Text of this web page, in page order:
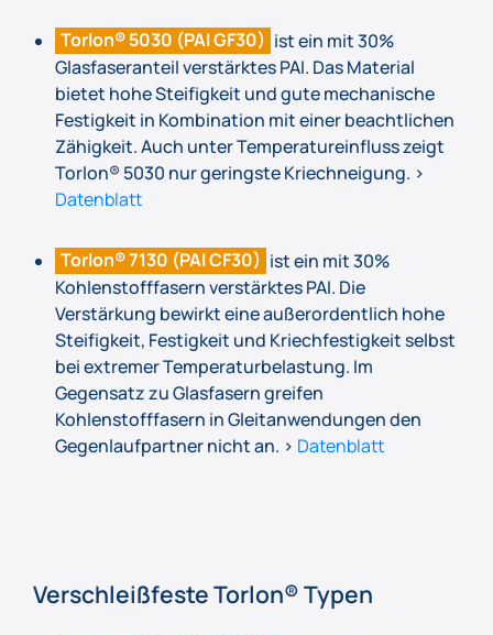
Torlon® 5030 (PAI GF30) ist ein mit 30%
Glasfaseranteil verstärktes PAI. Das Material
bietet hohe Steifigkeit und gute mechanische
Festigkeit in Kombination mit einer beachtlichen
Zähigkeit. Auch unter Temperatureinfluss zeigt
Torlon® 5030 nur geringste Kriechneigung. >
Datenblatt
Torlon® 7130 (PAI CF30) ist ein mit 30%
Kohlenstofffasern verstärktes PAI. Die
Verstärkung bewirkt eine außerordentlich hohe
Steifigkeit, Festigkeit und Kriechfestigkeit selbst
bei extremer Temperaturbelastung. Im
Gegensatz zu Glasfasern greifen
Kohlenstofffasern in Gleitanwendungen den
Gegenlaufpartner nicht an. > Datenblatt
Verschleißfeste Torlon® Typen